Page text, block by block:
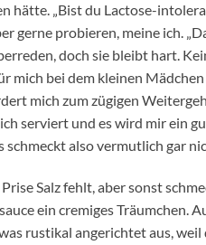
hätte. „Bist du Lactose-
gerne probieren, meine ich.
doch sie bleibt hart.
mich bei dem kleinen
mich zum zügigen
serviert und es wird mir ein
schmeckt also vermutlich gar
Salz fehlt, aber sonst
ein cremiges Träumchen.
rustikal angerichtet aus,